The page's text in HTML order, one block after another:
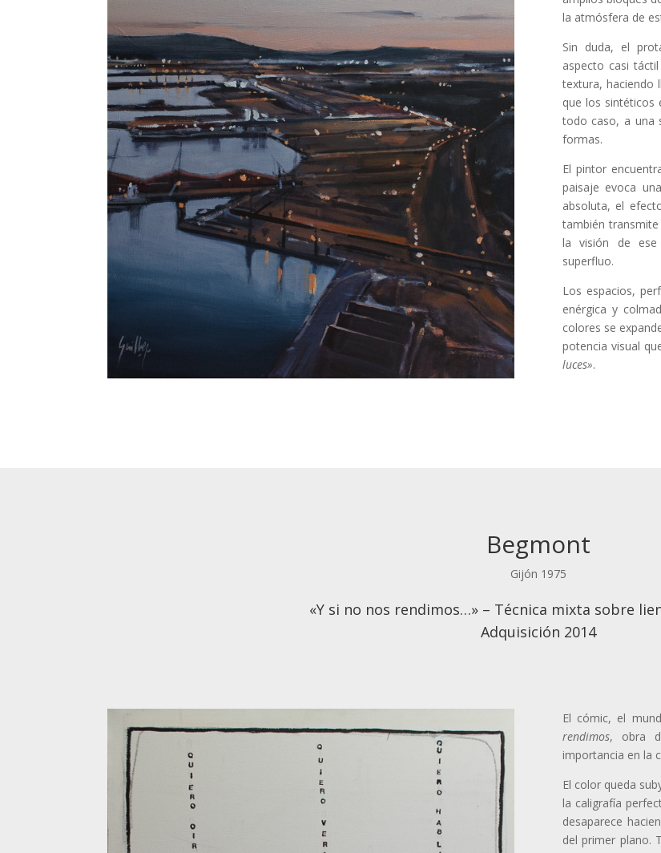
la atmósfera de
Sin duda, el
aspecto casi
textura, haciendo
que los sintéticos
todo caso, a una
formas.
El pintor
paisaje evoca
absoluta, el
también
la visión de ese
superfluo.
Los espacios,
enérgica y
colores se
potencia visual
luces».
Begmont
Gijón 1975
«Y si no nos rendimos…» – Técnica mixta sobre
Adquisición 2014
El cómic, el
rendimos, obra
importancia en la
El color queda
la caligrafía
desaparece
del primer plano.